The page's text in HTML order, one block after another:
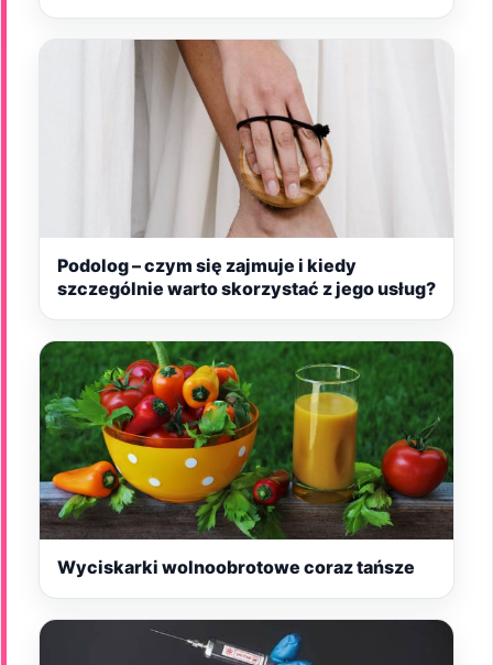
Podolog – czym się zajmuje i kiedy
szczególnie warto skorzystać z jego usług?
Wyciskarki wolnoobrotowe coraz tańsze